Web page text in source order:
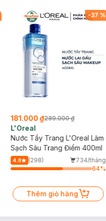
-37 %
181.000 ₫289.000 ₫
L'Oreal
Nước Tẩy Trang L'Oreal Làm
Sạch Sâu Trang Điểm 400ml
4.8 (298)
734/tháng
64%
Thêm giỏ hàng